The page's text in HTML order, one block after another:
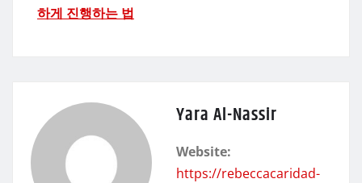
하게 진행하는 법
Yara Al-Nassir
Website:
https://rebeccacaridad-